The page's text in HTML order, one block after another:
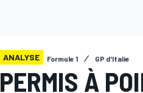
ANALYSE Formule 1 GP d'Italie
PERMIS À